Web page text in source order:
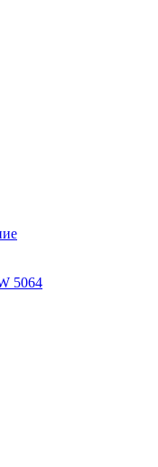
5064